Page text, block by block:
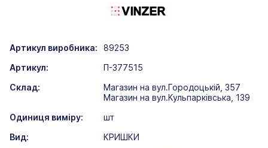
Артикул виробника:
89253
Артикул:
П-377515
Склад:
Магазин на вул.Городоцькій, 357
Магазин на вул.Кульпарківська, 139
Одиниця виміру:
шт
Вид:
КРИШКИ